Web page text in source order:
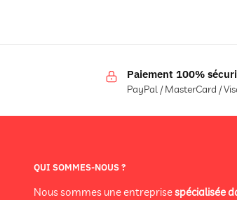
Paiement 100%
PayPal / MasterCard /
QUI SOMMES-NOUS ?
Nous sommes une entreprisespécialisée